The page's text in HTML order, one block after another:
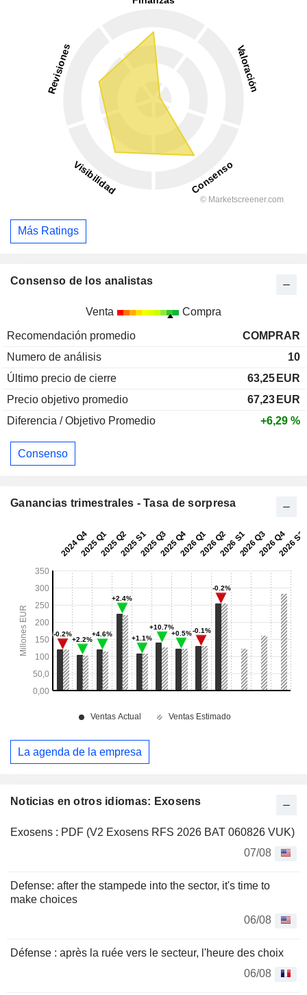
Noticias en otros idiomas: Exosens
Exosens : PDF (V2 Exosens RFS 2026 BAT 060826 VUK)
07/08
Defense: after the stampede into the sector, it's time to
make choices
06/08
Défense : après la ruée vers le secteur, l'heure des choix
06/08
Más Ratings
Consenso de los analistas
Venta Compra
Recomendación promedio
COMPRAR
Numero de análisis
10
Último precio de cierre
63,25 EUR
Precio objetivo promedio
67,23 EUR
Diferencia / Objetivo Promedio
+6,29 %
Consenso
Ganancias trimestrales - Tasa de sorpresa
La agenda de la empresa